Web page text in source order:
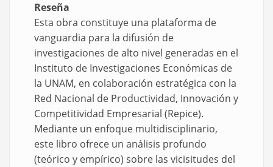
Reseña
Esta obra constituye una plataforma de
vanguardia para la difusión de
investigaciones de alto nivel generadas en el
Instituto de Investigaciones Económicas de
la UNAM, en colaboración estratégica con la
Red Nacional de Productividad, Innovación y
Competitividad Empresarial (Repice).
Mediante un enfoque multidisciplinario,
este libro ofrece un análisis profundo
(teórico y empírico) sobre las vicisitudes del